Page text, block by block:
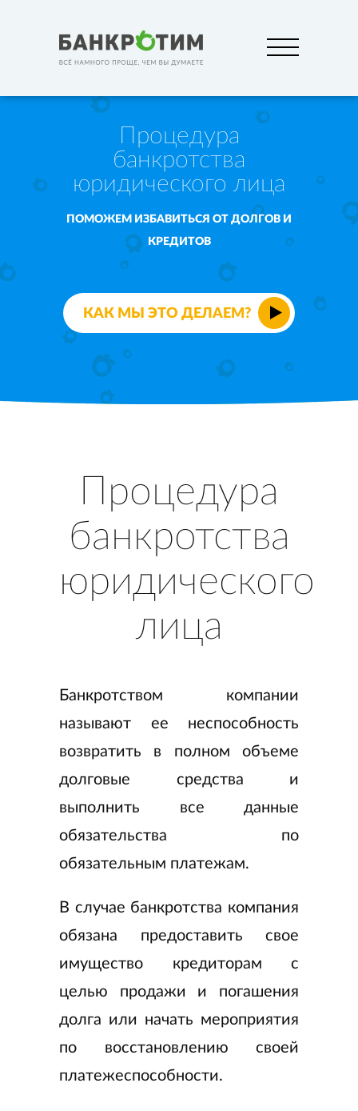
Процедура
банкротства
юридического лица
ПОМОЖЕМ ИЗБАВИТЬСЯ ОТ ДОЛГОВ И
КРЕДИТОВ
КАК МЫ ЭТО ДЕЛАЕМ?
Процедура
банкротства
юридического
лица
Банкротством компании
называют ее неспособность
возвратить в полном объеме
долговые средства и
выполнить все данные
обязательства по
обязательным платежам.
В случае банкротства компания
обязана предоставить свое
имущество кредиторам с
целью продажи и погашения
долга или начать мероприятия
по восстановлению своей
платежеспособности.